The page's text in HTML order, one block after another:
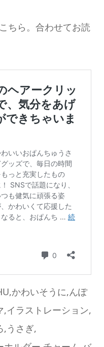
ちら。合わせてお読
かわいそうに,んぽ
イラストレーション,
,うさぎ,